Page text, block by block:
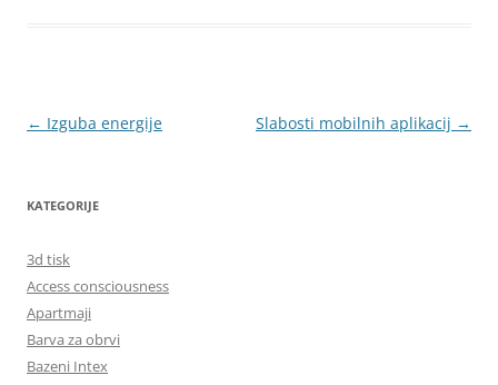
Krmarjenje
← Izguba energije Slabosti mobilnih aplikacij →
KATEGORIJE
3d tisk
Access consciousness
Apartmaji
Barva za obrvi
Bazeni Intex